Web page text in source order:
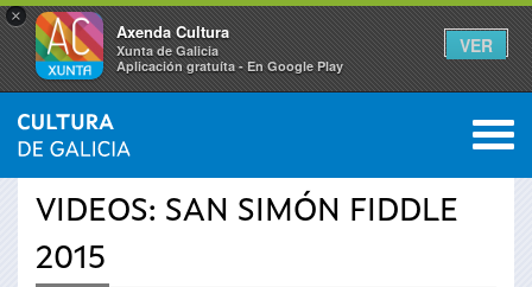
×
Axenda Cultura
Xunta de Galicia
Aplicación gratuíta - En Google Play
VER
Vostede
INICIO › ACTUALIDADE 0
VIDEOS: SAN SIMÓN FIDDLE
2015